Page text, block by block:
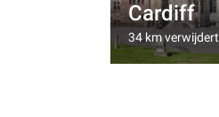
Cardiff
34 km verwijdert